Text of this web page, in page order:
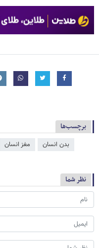
برچسب‌ها
بدن انسان مغز انسان
نظر شما